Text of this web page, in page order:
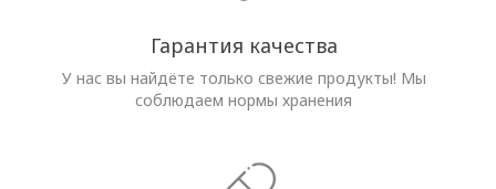
Гарантия качества
У нас вы найдёте только свежие продукты! Мы
соблюдаем нормы хранения